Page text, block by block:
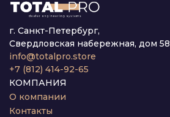
г. Санкт-Петербург,
Свердловская набережная, дом 58
info@totalpro.store
+7 (812) 414-92-65
КОМПАНИЯ
О компании
Контакты